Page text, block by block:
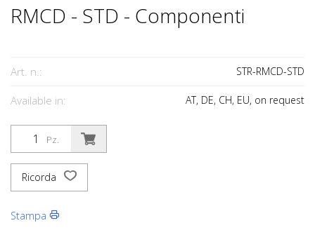
RMCD - STD - Componenti
Art. n.: STR-RMCD-STD
Available in: AT, DE, CH, EU, on request
Pz.
Ricorda
Stampa